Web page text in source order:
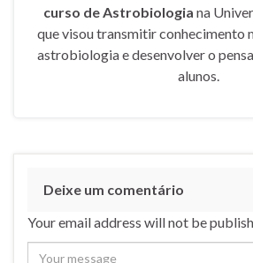
curso de Astrobiologia na
que visou transmitir conhecimento
astrobiologia e desenvolver o
alunos.
Deixe um comentário
Your email address will not be